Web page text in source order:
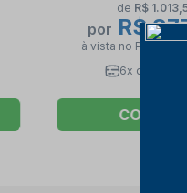
de R$
por R$
à vista no PIX
6x de
COMPRAR